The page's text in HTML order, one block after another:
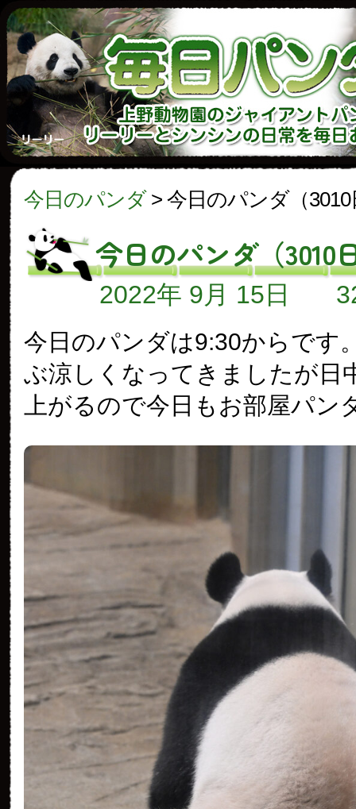
今日のパンダ> 今日のパンダ（3010
今日のパンダ（3010
2022年 9月 15日
今日のパンダは9:30からです
ぶ涼しくなってきましたが日
上がるので今日もお部屋パン